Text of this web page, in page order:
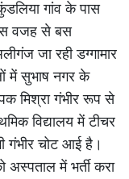
गांव के पास
वजह से बस
जा रही डग्गामार
में सुभाष नगर के
मिश्रा गंभीर रूप से
विद्यालय में टीचर
गंभीर चोट आई है।
अस्पताल में भर्ती करा